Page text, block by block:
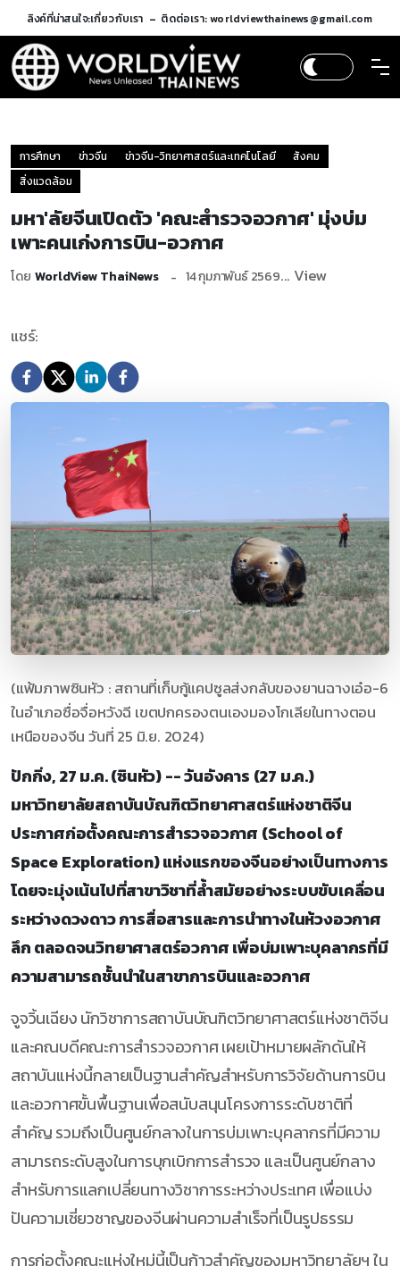
ลิงค์ที่น่าสนใจ:เกี่ยวกับเรา ติดต่อเรา: worldviewthainews@gmail.com
การศึกษา ข่าวจีน ข่าวจีน-วิทยาศาสตร์และเทคโนโลยี
สังคม
สิ่งแวดล้อม
มหา'ลัยจีนเปิดตัว 'คณะสำรวจอวกาศ' มุ่งบ่ม
เพาะคนเก่งการบิน-อวกาศ
โดย WorldView ThaiNews 14 กุมภาพันธ์ 2569... View
แชร์:
(แฟ้มภาพซินหัว : สถานที่เก็บกู้แคปซูลส่งกลับของยานฉางเอ๋อ-6
ในอำเภอซื่อจื่อหวังฉี เขตปกครองตนเองมองโกเลียในทางตอน
เหนือของจีน วันที่ 25 มิ.ย. 2024)
ปักกิ่ง, 27 ม.ค. (ซินหัว) -- วันอังคาร (27 ม.ค.)
มหาวิทยาลัยสถาบันบัณฑิตวิทยาศาสตร์แห่งชาติจีน
ประกาศก่อตั้งคณะการสำรวจอวกาศ (School of
Space Exploration) แห่งแรกของจีนอย่างเป็นทางการ
โดยจะมุ่งเน้นไปที่สาขาวิชาที่ล้ำสมัยอย่างระบบขับเคลื่อน
ระหว่างดวงดาว การสื่อสารและการนำทางในห้วงอวกาศ
ลึก ตลอดจนวิทยาศาสตร์อวกาศ เพื่อบ่มเพาะบุคลากรที่มี
ความสามารถชั้นนำในสาขาการบินและอวกาศ
จูจวิ้นเฉียง นักวิชาการสถาบันบัณฑิตวิทยาศาสตร์แห่งชาติจีน
และคณบดีคณะการสำรวจอวกาศ เผยเป้าหมายผลักดันให้
สถาบันแห่งนี้กลายเป็นฐานสำคัญสำหรับการวิจัยด้านการบิน
และอวกาศขั้นพื้นฐานเพื่อสนับสนุนโครงการระดับชาติที่
สำคัญ รวมถึงเป็นศูนย์กลางในการบ่มเพาะบุคลากรที่มีความ
สามารถระดับสูงในการบุกเบิกการสำรวจ และเป็นศูนย์กลาง
สำหรับการแลกเปลี่ยนทางวิชาการระหว่างประเทศ เพื่อแบ่ง
ปันความเชี่ยวชาญของจีนผ่านความสำเร็จที่เป็นรูปธรรม
การก่อตั้งคณะแห่งใหม่นี้เป็นก้าวสำคัญของมหาวิทยาลัยฯ ใน